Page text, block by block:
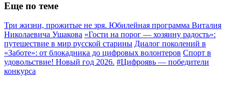
Еще по теме
Три жизни, прожитые не зря. Юбилейная программа Виталия
Николаевича Ушакова «Гости на порог — хозяину радость»:
путешествие в мир русской старины Диалог поколений в
«Заботе»: от блокадника до цифровых волонтеров Спорт в
удовольствие! Новый год 2026. #Цифроявь — победители
конкурса